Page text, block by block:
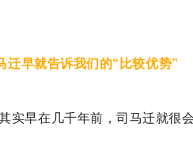
迁早就告诉我们的“比较优势”
实早在几千年前，司马迁就很